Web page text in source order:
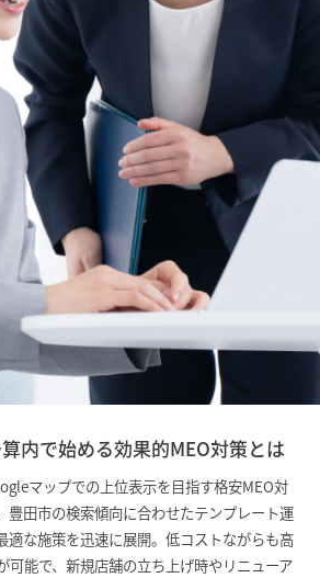
内で始める効果的MEO対策とは
マップでの上位表示を目指す格安MEO対
豊田市の検索傾向に合わせたテンプレート運
適な施策を迅速に展開。低コストながらも高
可能で、新規店舗の立ち上げ時やリニューア